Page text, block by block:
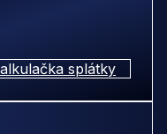
splátky